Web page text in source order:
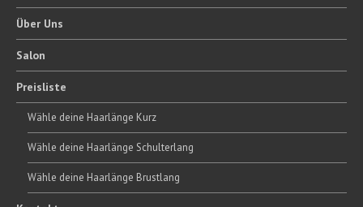
Über Uns
Salon
Preisliste
Wähle deine Haarlänge Kurz
Wähle deine Haarlänge Schulterlang
Wähle deine Haarlänge Brustlang